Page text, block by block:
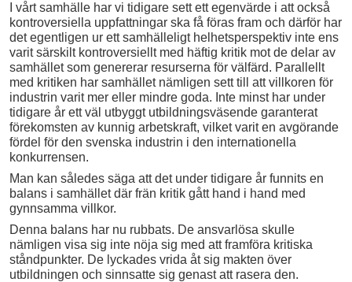
I vårt samhälle har vi tidigare sett ett egenvärde i att också
kontroversiella uppfattningar ska få föras fram och därför har
det egentligen ur ett samhälleligt helhetsperspektiv inte ens
varit särskilt kontroversiellt med häftig kritik mot de delar av
samhället som genererar resurserna för välfärd. Parallellt
med kritiken har samhället nämligen sett till att villkoren för
industrin varit mer eller mindre goda. Inte minst har under
tidigare år ett väl utbyggt utbildningsväsende garanterat
förekomsten av kunnig arbetskraft, vilket varit en avgörande
fördel för den svenska industrin i den internationella
konkurrensen.
Man kan således säga att det under tidigare år funnits en
balans i samhället där frän kritik gått hand i hand med
gynnsamma villkor.
Denna balans har nu rubbats. De ansvarlösa skulle
nämligen visa sig inte nöja sig med att framföra kritiska
ståndpunkter. De lyckades vrida åt sig makten över
utbildningen och sinnsatte sig genast att rasera den.